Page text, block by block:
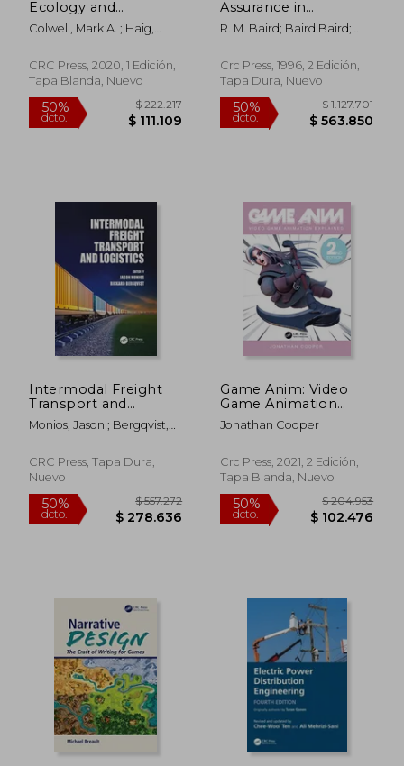
50% $ 513.796 50%
Ecology and
Conservation of
Charadrius Plovers
Biology) (en Inglés)
Colwell, Mark A. ; Haig,
CRC Press, 2020, 1 Edición,
Tapa Blanda, Nuevo
50%
Assurance in
Pharmaceuticals,
Cosmetics, and
Francis Series in
Pharmaceutical
R. M. Baird; Baird Baird;
Crc Press, 1996, 2 Edición,
Tapa Dura, Nuevo
50%
Intermodal Freight
Transport and
Logistics (en Inglés)
Monios, Jason ; Bergqvist,
CRC Press, Tapa Dura,
Nuevo
Game Anim: Video
Game Animation
Explained (en Inglés)
Jonathan Cooper
Crc Press, 2021, 2 Edición,
Tapa Blanda, Nuevo